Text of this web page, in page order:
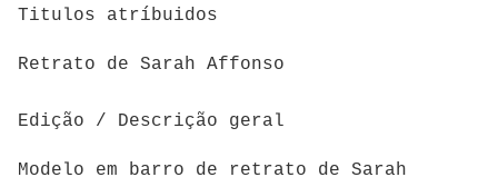
Titulos atríbuidos
Retrato de Sarah Affonso
Edição / Descrição geral
Modelo em barro de retrato de Sarah